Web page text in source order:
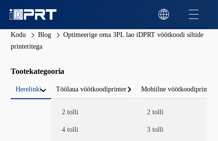
Kodu Blog
Optimeerige oma 3PL lao iDPRT vöötkoodi siltide
printeritega
Tootekategooria
Herelinki Töölaua vöötkoodiprinter
2 tolli
4 tolli
Mobiilne vöötkoodiprinter
2 tolli
3 tolli